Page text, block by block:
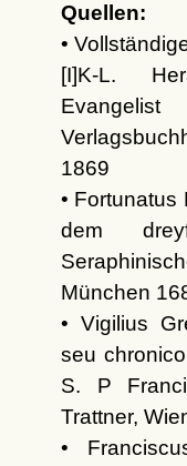
Quellen:
•
[I]K-L.
1869
• Fortunatus
dem
München
• Vigilius
seu
S. P
Trattner,
•